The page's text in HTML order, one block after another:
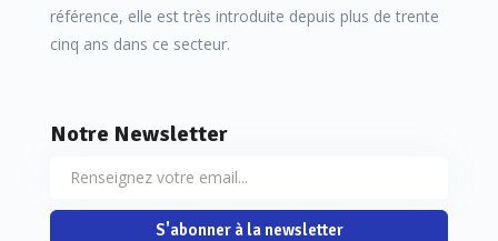
référence, elle est très introduite depuis plus de trente
cinq ans dans ce secteur.
Notre Newsletter
S'abonner à la newsletter